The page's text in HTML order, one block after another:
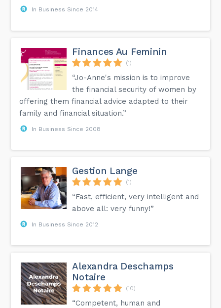
In Business Since 2014
Finances Au Feminin
(1)
“Jo-Anne's mission is to improve
the financial security of women by
offering them financial advice adapted to their
family and financial situation.”
In Business Since 2008
Gestion Lange
(1)
“Fast, efficient, very intelligent and
above all: very funny!”
In Business Since 2012
Alexandra Deschamps
Notaire
(10)
“Competent, human and